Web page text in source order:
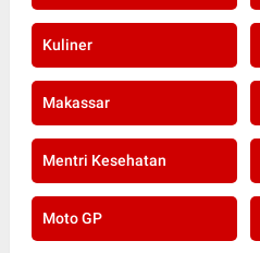
Kuliner
Makassar
Mentri Kesehatan
Moto GP